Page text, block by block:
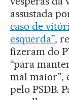
assustada
caso de
esquerda”,
fizeram do
“para
mal maior”,
pelo PSDB.